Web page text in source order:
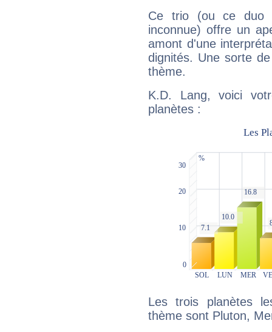
Ce trio (ou ce duo
inconnue) offre un
amont d'une
dignités. Une sorte
thème.
K.D. Lang, voici
planètes :
Les trois planètes
thème sont Pluton,